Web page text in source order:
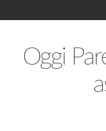
Oggi